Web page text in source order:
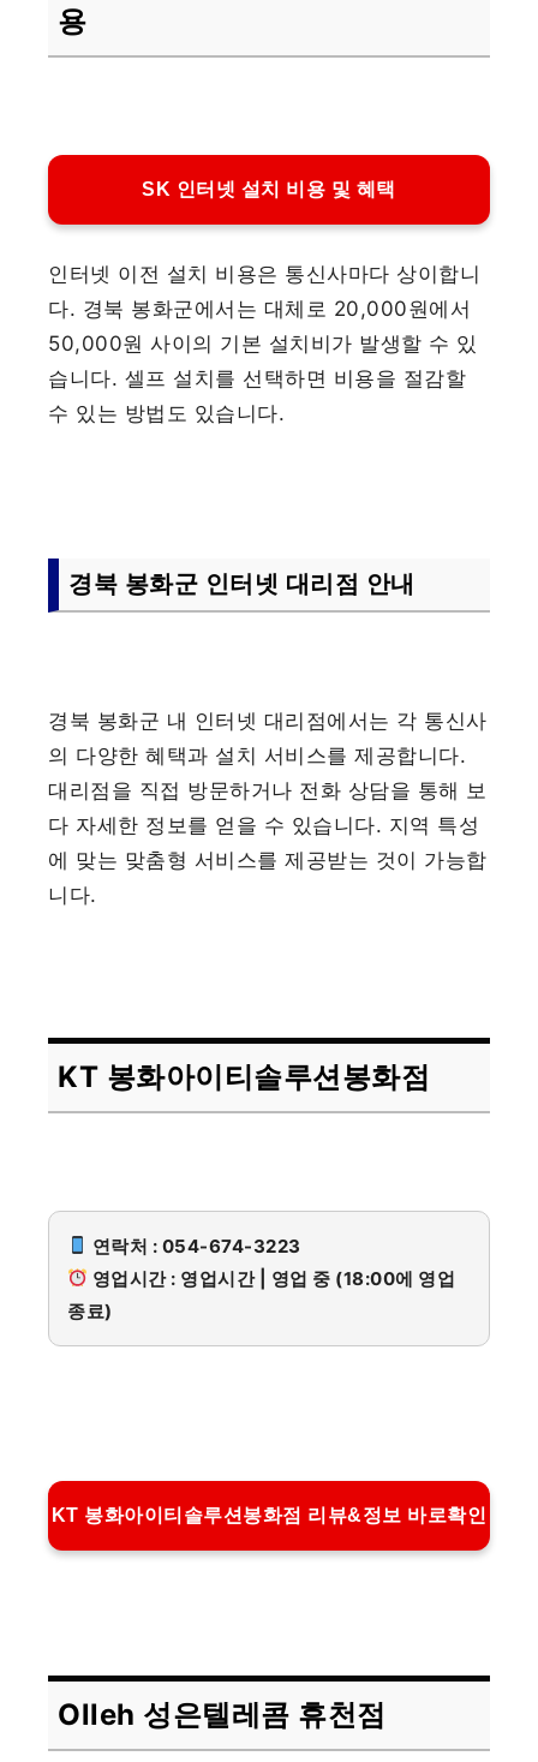
용
SK 인터넷 설치 비용 및 혜택
인터넷 이전 설치 비용은 통신사마다 상이합니
다. 경북 봉화군에서는 대체로 20,000원에서
50,000원 사이의 기본 설치비가 발생할 수 있
습니다. 셀프 설치를 선택하면 비용을 절감할
수 있는 방법도 있습니다.
경북 봉화군 인터넷 대리점 안내
경북 봉화군 내 인터넷 대리점에서는 각 통신사
의 다양한 혜택과 설치 서비스를 제공합니다.
대리점을 직접 방문하거나 전화 상담을 통해 보
다 자세한 정보를 얻을 수 있습니다. 지역 특성
에 맞는 맞춤형 서비스를 제공받는 것이 가능합
니다.
KT 봉화아이티솔루션봉화점
연락처 : 054-674-3223
영업시간 : 영업시간 | 영업 중 (18:00에 영업
종료)
KT 봉화아이티솔루션봉화점 리뷰&정보 바로확인
Olleh 성은텔레콤 휴천점